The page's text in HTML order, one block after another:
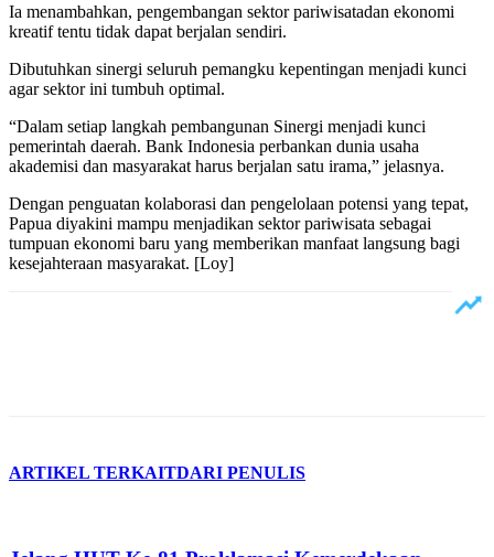
‎Ia menambahkan, pengembangan sektor pariwisatadan ekonomi
kreatif tentu tidak dapat berjalan sendiri.
‎Dibutuhkan sinergi seluruh pemangku kepentingan menjadi kunci
agar sektor ini tumbuh optimal.
‎“Dalam setiap langkah pembangunan Sinergi menjadi kunci
pemerintah daerah. Bank Indonesia perbankan dunia usaha
akademisi dan masyarakat harus berjalan satu irama,” jelasnya.
‎Dengan penguatan kolaborasi dan pengelolaan potensi yang tepat,
Papua diyakini mampu menjadikan sektor pariwisata sebagai
tumpuan ekonomi baru yang memberikan manfaat langsung bagi
kesejahteraan masyarakat. [Loy]
ARTIKEL TERKAITDARI PENULIS